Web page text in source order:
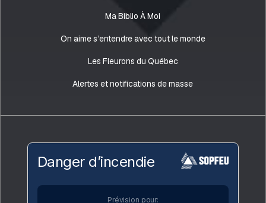
Ma Biblio À Moi
On aime s’entendre avec tout le monde
Les Fleurons du Québec
Alertes et notifications de masse
Danger d’incendie
Prévision pour: